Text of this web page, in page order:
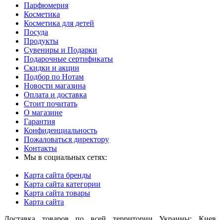
Парфюмерия
Косметика
Косметика для детей
Посуда
Продукты
Сувениры и Подарки
Подарочные сертификаты
Скидки и акции
Подбор по Нотам
Новости магазина
Оплата и доставка
Стоит почитать
О магазине
Гарантия
Конфиденциальность
Пожаловаться директору
Контакты
Мы в социальных сетях:
Карта сайта бренды
Карта сайта категории
Карта сайта товары
Карта сайта